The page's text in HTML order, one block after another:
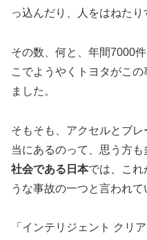
っ込んだり、人をはねたり
その数、何と、年間7000
こでようやくトヨタがこ
ました。
そもそも、アクセルとブ
当にあるのって、思う方
社会である日本では、これ
うな事故の一つと言われて
「インテリジェント クリ